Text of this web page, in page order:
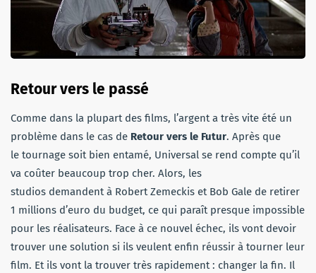
Retour vers le passé
Comme dans la plupart des films, l’argent a très vite été un
problème dans le cas de Retour vers le Futur. Après que
le tournage soit bien entamé, Universal se rend compte qu’il
va coûter beaucoup trop cher. Alors, les
studios demandent à Robert Zemeckis et Bob Gale de retirer
1 millions d’euro du budget, ce qui paraît presque impossible
pour les réalisateurs. Face à ce nouvel échec, ils vont devoir
trouver une solution si ils veulent enfin réussir à tourner leur
film. Et ils vont la trouver très rapidement : changer la fin. Il